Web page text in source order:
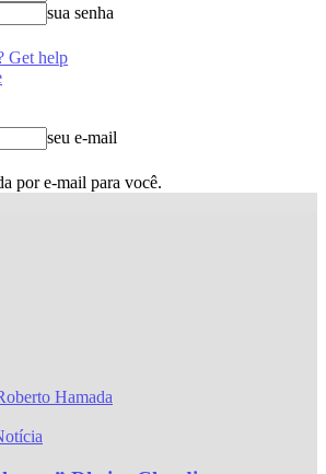
sua senha
Get help
seu e-mail
por e-mail para você.
Hamada